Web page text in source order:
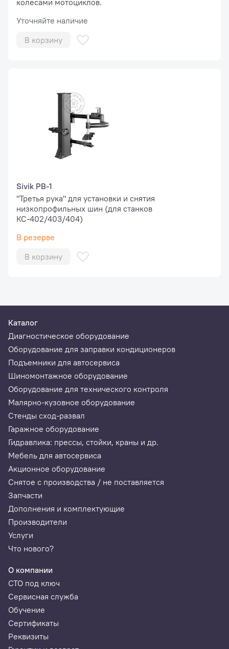
колесами мотоциклов.
Уточняйте наличие
В корзину
Sivik РВ-1
"Третья рука" для установки и снятия
низкопрофильных шин (для станков
КС-402/403/404)
В резерве
В корзину
Каталог
Диагностическое оборудование
Оборудование для заправки кондиционеров
Подъемники для автосервиса
Шиномонтажное оборудование
Оборудование для технического контроля
Малярно-кузовное оборудование
Стенды сход-развал
Гаражное оборудование
Гидравлика: прессы, стойки, краны и др.
Мебель для автосервиса
Акционное оборудование
Снятое с производства / не поставляется
Запчасти
Дополнения и комплектующие
Производители
Услуги
Что нового?
О компании
СТО под ключ
Сервисная служба
Обучение
Сертификаты
Реквизиты